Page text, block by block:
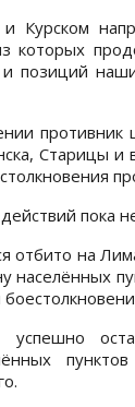
Курском
которых
позиций
противник
Старицы и
пока
отбито на
населённых